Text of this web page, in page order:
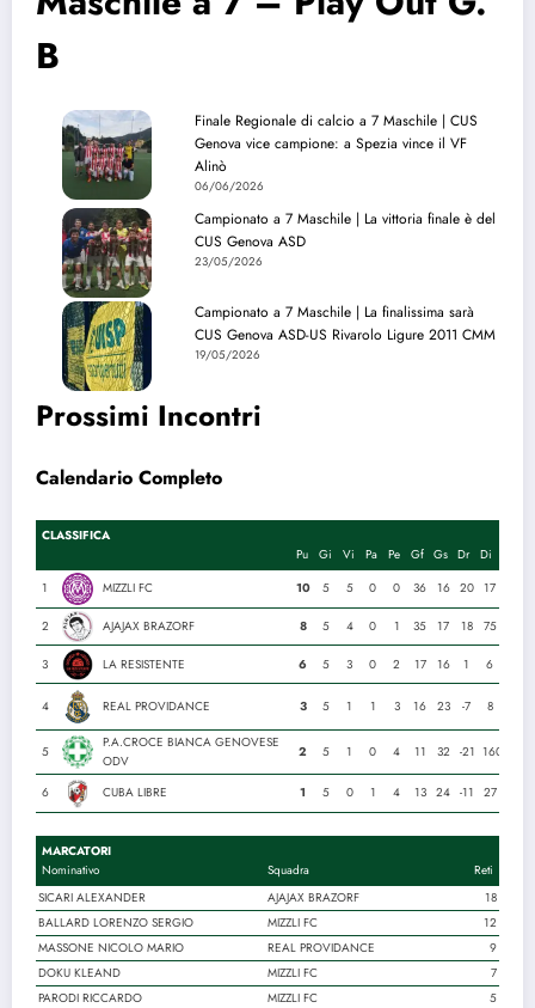
B
Finale Regionale di calcio a 7 Maschile | CUS
Genova vice campione: a Spezia vince il VF
Alinò
06/06/2026
Campionato a 7 Maschile | La vittoria finale è del
CUS Genova ASD
23/05/2026
Campionato a 7 Maschile | La finalissima sarà
CUS Genova ASD-US Rivarolo Ligure 2011 CMM
19/05/2026
Prossimi Incontri
Calendario Completo
CLASSIFICA
Pu
Gi Vi Pa Pe Gf Gs Dr
Di
1
MIZZLI FC 10 5 5 0 0 36 16 20 17
2 AJAJAX BRAZORF 8 5 4 0 1 35 17 18 75
3 LA RESISTENTE 6 5 3 0 2 17 16 1 6
4 REAL PROVIDANCE 3 5 1 1 3 16 23 -7 8
5
P.A.CROCE BIANCA GENOVESE
ODV
2 5 1 0 4 11 32 -21 160
6 CUBA LIBRE 1 5 0 1 4 13 24 -11 27
MARCATORI
Nominativo
Squadra
Reti
SICARI ALEXANDER
AJAJAX BRAZORF
18
BALLARD LORENZO SERGIO
MIZZLI FC
12
MASSONE NICOLO MARIO
REAL PROVIDANCE
9
DOKU KLEAND
MIZZLI FC
7
PARODI RICCARDO
MIZZLI FC
5